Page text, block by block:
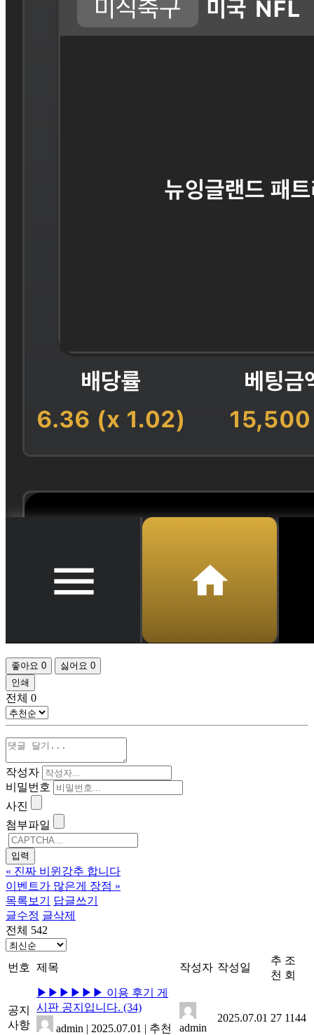
좋아요 0 싫어요 0
인쇄
전체 0
작성자
비밀번호
사진
첨부파일
« 진짜 비윈강추 합니다
이벤트가 많은게 장점 »
목록보기
답글쓰기
글수정 글삭제
전체 542
번호 제목 작성자 작성일
추
천
조
회
공지
사항
▶▶▶▶▶▶ 이용 후기 게
시판 공지입니다. (34)
admin | 2025.07.01 | 추천
admin
2025.07.01 27 1144